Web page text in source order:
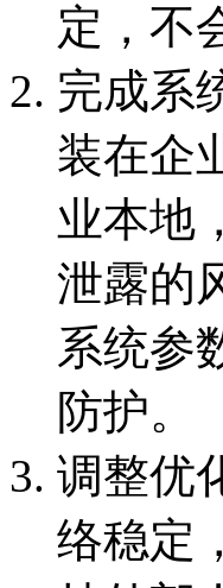
定，不
完成系
装在企
业本地
泄露的
系统参
防护。
调整优
络稳定